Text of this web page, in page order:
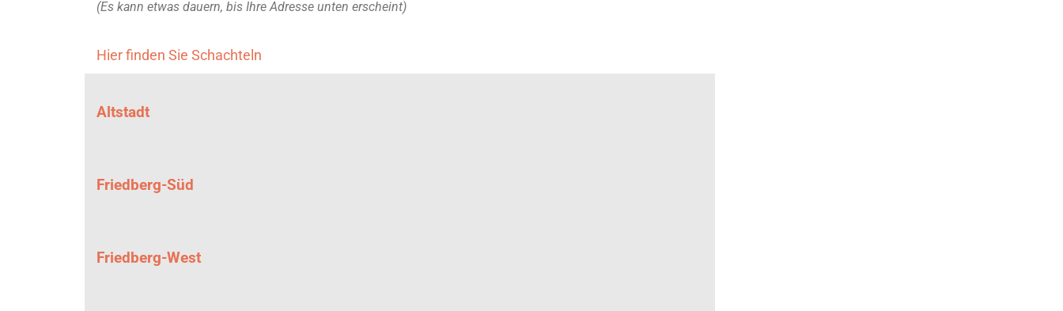
(Es kann etwas dauern, bis Ihre Adresse unten erscheint)
Hier finden Sie Schachteln
Altstadt
Friedberg-Süd
Friedberg-West